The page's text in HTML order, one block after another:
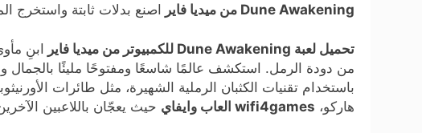
Dune Awakening من ميديا فاير
اصنع بدلات ثابتة واستخرج
تحميل لعبة Dune Awakening للكمبيوتر من ميديا فاير
ابنِ
من دودة الرمل. استكشف عالمًا شاسعًا ومفتوحًا مليئًا
باستخدام تقنيات الكثبان الرملية الشهيرة، مثل طائرات
هاركو، wifi4games العاب وايفاي حيث يعجّان باللاعبين